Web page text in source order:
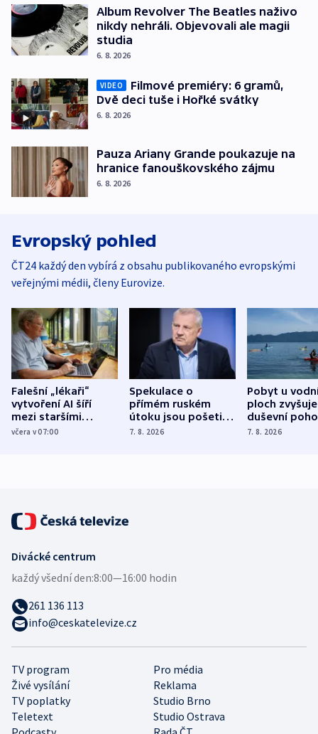
Album Revolver The Beatles naživo
nikdy nehráli. Objevovali ale magii
studia
6. 8. 2026
VIDEO
Filmové premiéry: 6 gramů,
Dvě deci tuše i Hořké svátky
6. 8. 2026
Pauza Ariany Grande poukazuje na
hranice fanouškovského zájmu
6. 8. 2026
Evropský pohled
ČT24 každý den vybírá z obsahu publikovaného evropskými
veřejnými médii, členy Eurovize.
Falešní „lékaři“
vytvoření AI šíří
mezi staršími
Poláky nebezpečné
včera v 07:00
Spekulace o
přímém ruském
útoku jsou pošetilé,
míní estonský
7. 8. 2026
Pobyt u
ploch zvyšuje
duševní
ukázala
7. 8. 2026
TV program
Pro média
Živé vysílání
Reklama
TV poplatky
Studio Brno
Teletext
Studio Ostrava
Divácké centrum
každý všední den:8:00—16:00 hodin
261 136 113
info@ceskatelevize.cz